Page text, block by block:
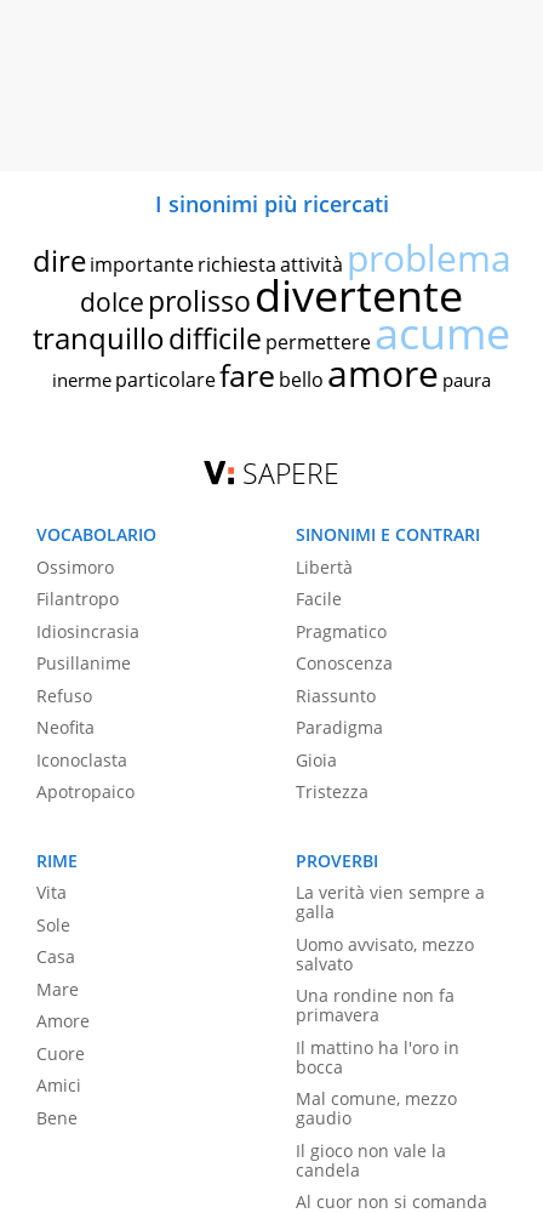
I sinonimi più ricercati
dire importante richiestaattività problema
dolce prolissodivertente
tranquillodifficile permettereacume
inerme particolarefare bello amore paura
SAPERE
VOCABOLARIO
Ossimoro
Filantropo
Idiosincrasia
Pusillanime
Refuso
Neofita
Iconoclasta
Apotropaico
SINONIMI E CONTRARI
Libertà
Facile
Pragmatico
Conoscenza
Riassunto
Paradigma
Gioia
Tristezza
RIME
Vita
Sole
Casa
Mare
Amore
Cuore
Amici
Bene
PROVERBI
La verità vien sempre a
galla
Uomo avvisato, mezzo
salvato
Una rondine non fa
primavera
Il mattino ha l'oro in
bocca
Mal comune, mezzo
gaudio
Il gioco non vale la
candela
Al cuor non si comanda